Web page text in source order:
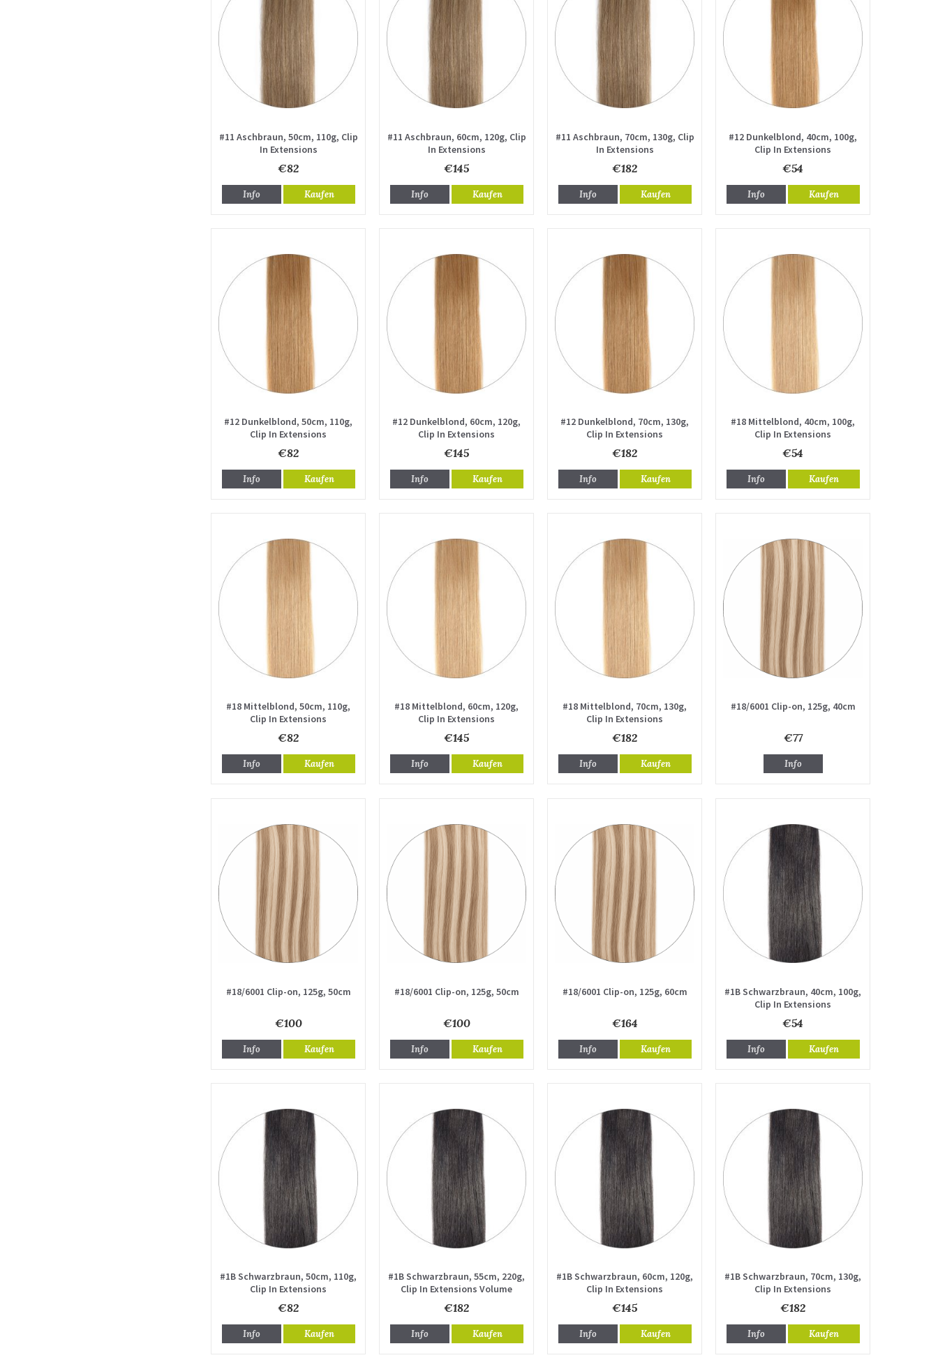
#11 Aschbraun, 50cm, 110g, Clip
In Extensions
€82
Info Kaufen
#11 Aschbraun, 60cm, 120g, Clip
In Extensions
€145
Info Kaufen
#11 Aschbraun, 70cm, 130g, Clip
In Extensions
€182
Info Kaufen
#12 Dunkelblond, 40cm, 100g,
Clip In Extensions
€54
Info Kaufen
#12 Dunkelblond, 50cm, 110g,
Clip In Extensions
€82
Info Kaufen
#12 Dunkelblond, 60cm, 120g,
Clip In Extensions
€145
Info Kaufen
#12 Dunkelblond, 70cm, 130g,
Clip In Extensions
€182
Info Kaufen
#18 Mittelblond, 40cm, 100g,
Clip In Extensions
€54
Info Kaufen
#18 Mittelblond, 50cm, 110g,
Clip In Extensions
€82
Info Kaufen
#18 Mittelblond, 60cm, 120g,
Clip In Extensions
€145
Info Kaufen
#18 Mittelblond, 70cm, 130g,
Clip In Extensions
€182
Info Kaufen
#18/6001 Clip-on, 125g, 40cm
€77
Info
#18/6001 Clip-on, 125g, 50cm
€100
Info Kaufen
#18/6001 Clip-on, 125g, 50cm
€100
Info Kaufen
#18/6001 Clip-on, 125g, 60cm
€164
Info Kaufen
#1B Schwarzbraun, 40cm, 100g,
Clip In Extensions
€54
Info Kaufen
#1B Schwarzbraun, 50cm, 110g,
Clip In Extensions
€82
Info Kaufen
#1B Schwarzbraun, 55cm, 220g,
Clip In Extensions Volume
€182
Info Kaufen
#1B Schwarzbraun, 60cm, 120g,
Clip In Extensions
€145
Info Kaufen
#1B Schwarzbraun, 70cm, 130g,
Clip In Extensions
€182
Info Kaufen